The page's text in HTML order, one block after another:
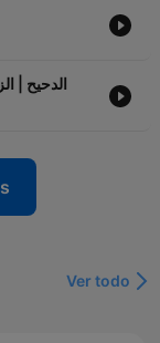
الدحيح |
Ver todo